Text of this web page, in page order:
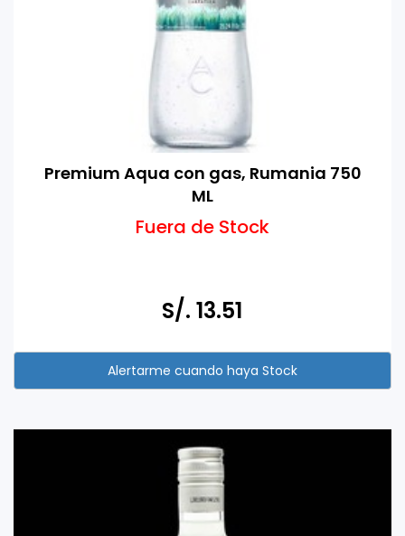
Premium Aqua con gas, Rumania 750
ML
Fuera de Stock
S/. 13.51